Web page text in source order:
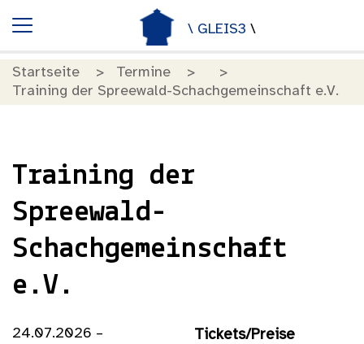
\ GLEIS3\
Startseite
Termine
Training der Spreewald-Schachgemeinschaft e.V.
Training der
Spreewald-
Schachgemeinschaft
e.V.
24.07.2026 –
Tickets/Preise